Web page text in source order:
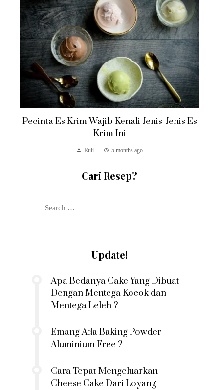
Pecinta Es Krim Wajib Kenali Jenis-Jenis Es
Krim Ini
Ruli 5 months ago
Cari Resep?
Update!
Apa Bedanya Cake Yang Dibuat
Dengan Mentega Kocok dan
Mentega Leleh ?
Emang Ada Baking Powder
Aluminium Free ?
Cara Tepat Mengeluarkan
Cheese Cake Dari Loyang